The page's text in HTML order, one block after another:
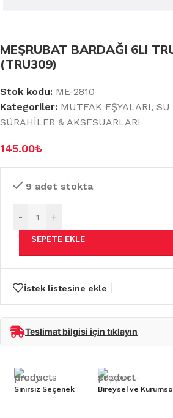
MEŞRUBAT BARDAĞI 6LI
(TRU309)
Stok kodu: ME-2810
Kategoriler: MUTFAK EŞYALARI, SU
SÜRAHİLER & AKSESUARLARI
145.00₺
9 adet stokta
- +
SEPETE EKLE
İstek listesine ekle
Teslimat bilgisi için tıklayın
Sınırsız Seçenek Bireysel ve